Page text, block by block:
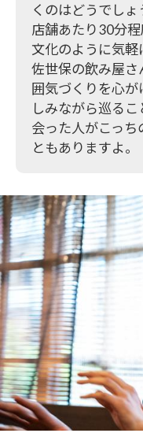
くのはどうでし
店舗あたり30分
文化のように気軽
佐世保の飲み屋
囲気づくりを心
しみながら巡る
会った人がこっち
ともありますよ。